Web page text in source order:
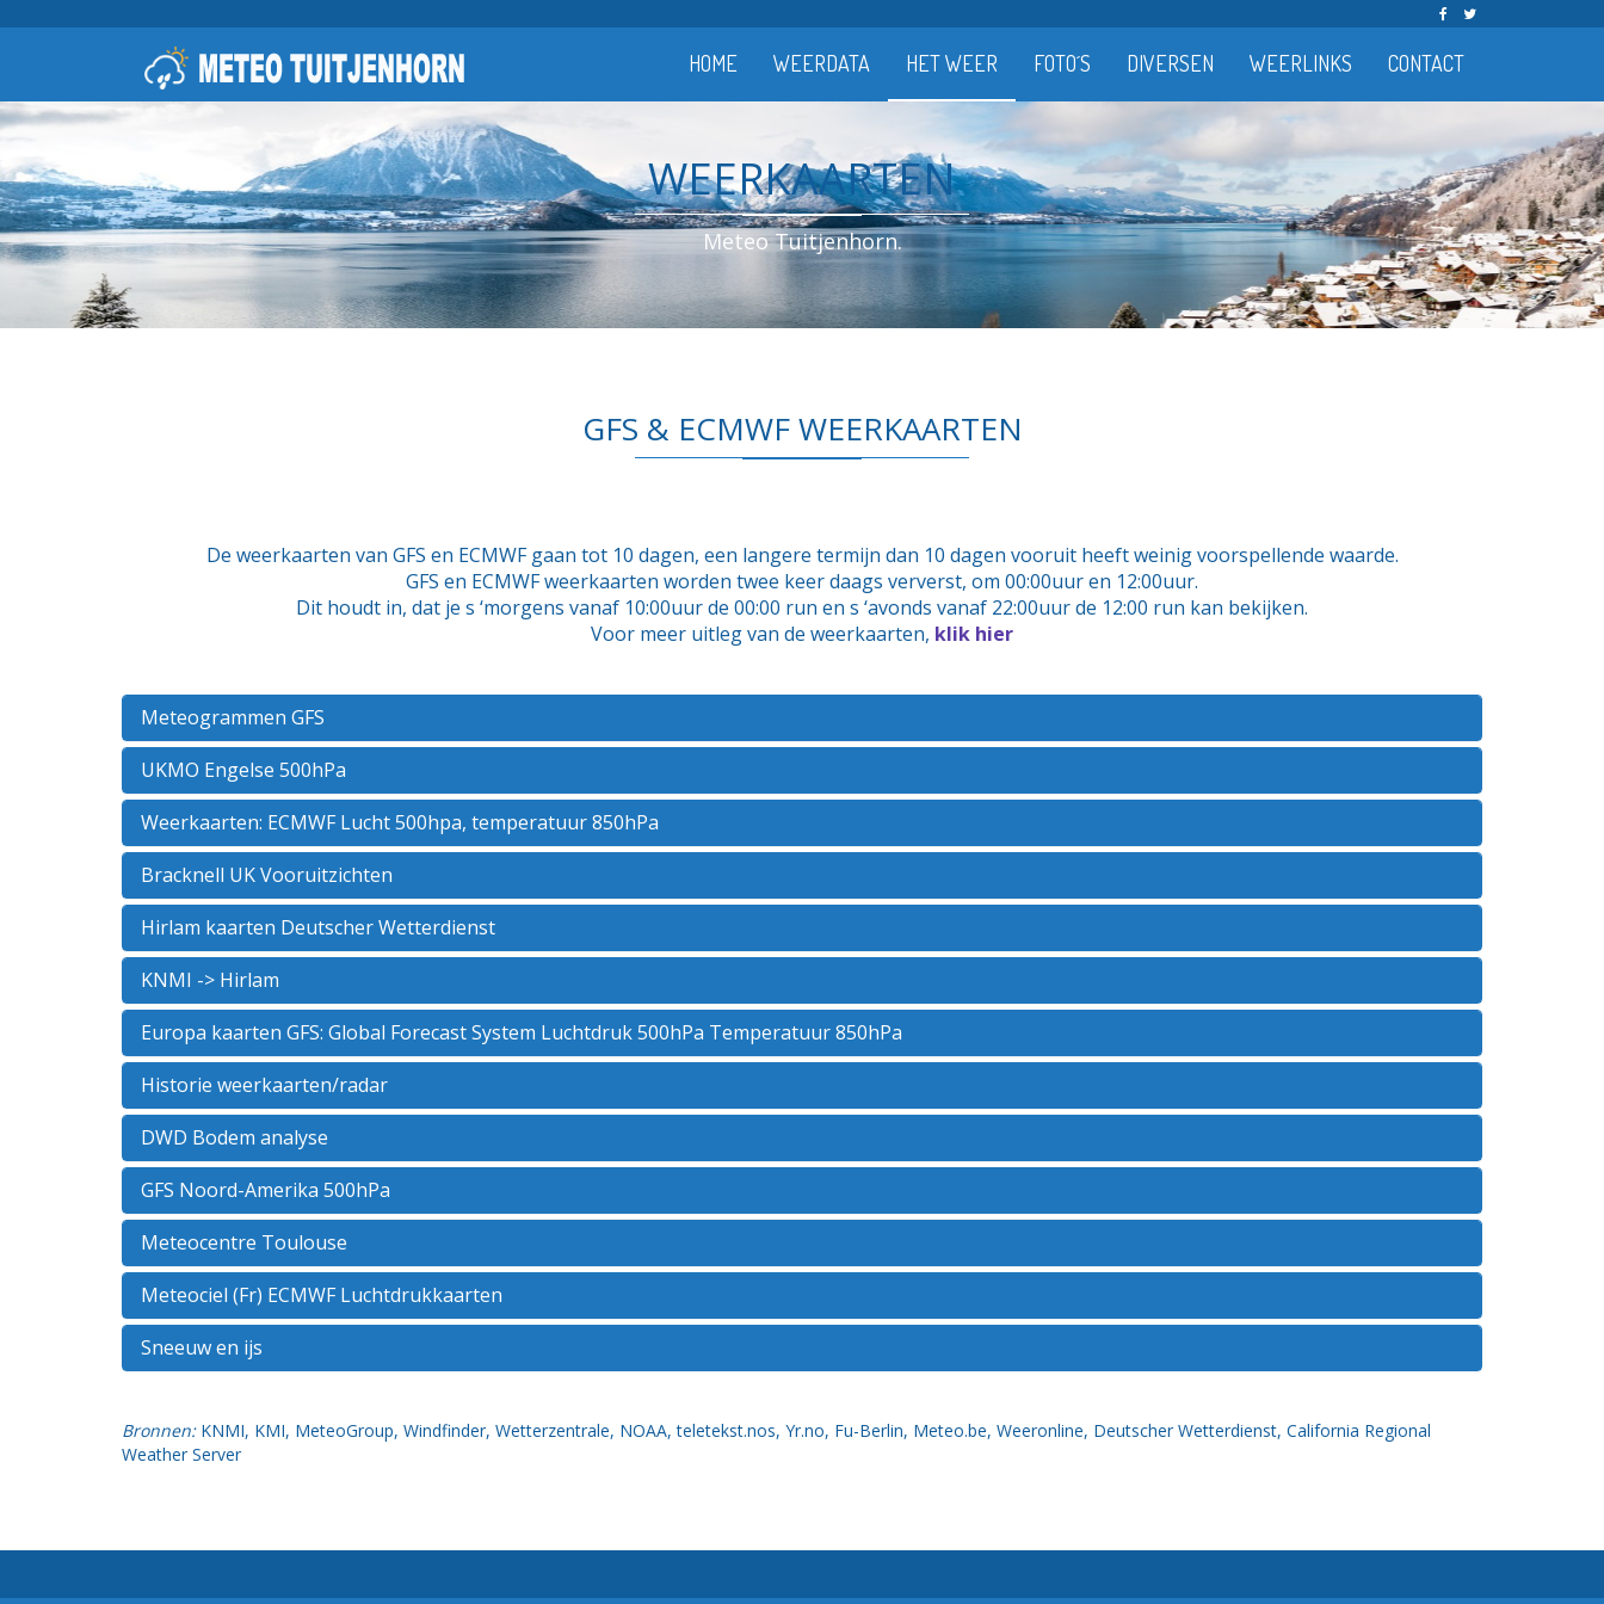
HOME WEERDATA HET WEER FOTO´S DIVERSEN WEERLINKS CONTACT
WEERKAARTEN
Meteo Tuitjenhorn.
GFS & ECMWF WEERKAARTEN
De weerkaarten van GFS en ECMWF gaan tot 10 dagen, een langere termijn dan 10 dagen vooruit heeft weinig voorspellende waarde.
GFS en ECMWF weerkaarten worden twee keer daags ververst, om 00:00uur en 12:00uur.
Dit houdt in, dat je s ‘morgens vanaf 10:00uur de 00:00 run en s ‘avonds vanaf 22:00uur de 12:00 run kan bekijken.
Voor meer uitleg van de weerkaarten, klik hier
Meteogrammen GFS
UKMO Engelse 500hPa
Weerkaarten: ECMWF Lucht 500hpa, temperatuur 850hPa
Bracknell UK Vooruitzichten
Hirlam kaarten Deutscher Wetterdienst
KNMI -> Hirlam
Europa kaarten GFS: Global Forecast System Luchtdruk 500hPa Temperatuur 850hPa
Historie weerkaarten/radar
DWD Bodem analyse
GFS Noord-Amerika 500hPa
Meteocentre Toulouse
Meteociel (Fr) ECMWF Luchtdrukkaarten
Sneeuw en ijs
Bronnen: KNMI, KMI, MeteoGroup, Windfinder, Wetterzentrale, NOAA,teletekst.nos, Yr.no, Fu-Berlin, Meteo.be, Weeronline, Deutscher Wetterdienst, California Regional
Weather Server